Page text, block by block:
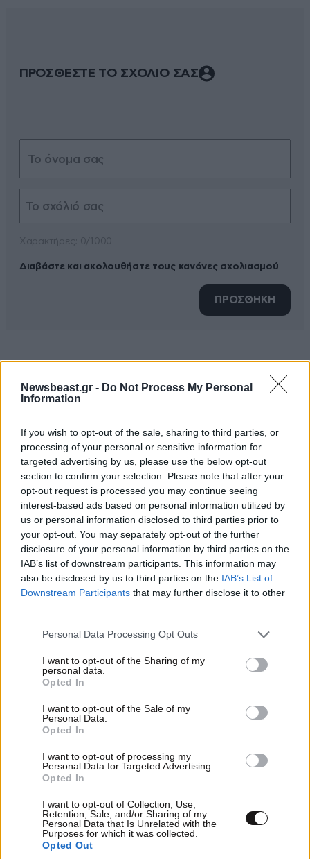
Newsbeast.gr - Do Not Process My Personal
Information
If you wish to opt-out of the sale, sharing to third parties, or
processing of your personal or sensitive information for
targeted advertising by us, please use the below opt-out
section to confirm your selection. Please note that after your
opt-out request is processed you may continue seeing
interest-based ads based on personal information utilized by
us or personal information disclosed to third parties prior to
your opt-out. You may separately opt-out of the further
disclosure of your personal information by third parties on the
IAB’s list of downstream participants. This information may
also be disclosed by us to third parties on the IAB’s List of
Downstream Participants that may further disclose it to other
Please note that this website/app uses one or more Google
not limited to your visit or usage behaviour. You may click to
grant or deny consent to Google and its third-party tags to
use your data for below specified purposes in below Google
consent section.
Personal Data Processing Opt Outs
I want to opt-out of the Sharing of my
personal data.
Opted In
I want to opt-out of the Sale of my
Personal Data.
Opted In
I want to opt-out of processing my
Personal Data for Targeted Advertising.
Opted In
I want to opt-out of Collection, Use,
Retention, Sale, and/or Sharing of my
Personal Data that Is Unrelated with the
Purposes for which it was collected.
Opted Out
ΠΡΟΣΘΕΣΤΕ ΤΟ ΣΧΟΛΙΟ ΣΑΣ
Διαβάστε και ακολουθήστε τους κανόνες σχολιασμού
ΠΡΟΣΘΗΚΗ
τροχαίο στις Σέρρες: Η στιγμή που το ΙΧ μπαίνει
στο αντίθετο ρεύμα – Ακαριαία πέθαναν γιος
και μητέρα